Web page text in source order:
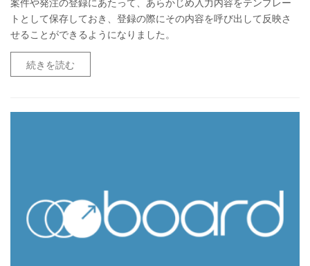
トとして保存しておき、登録の際にその内容を呼び出して反映さ
せることができるようになりました。
続きを読む